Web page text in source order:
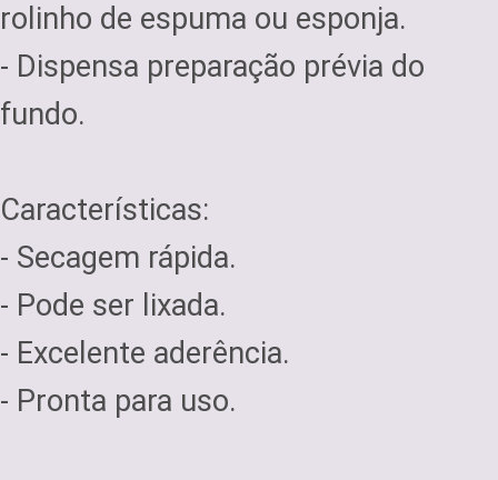
rolinho de espuma ou esponja.
- Dispensa preparação prévia do
fundo.
Características:
- Secagem rápida.
- Pode ser lixada.
- Excelente aderência.
- Pronta para uso.